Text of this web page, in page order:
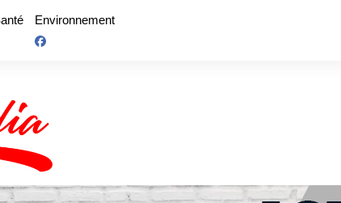
Environnement